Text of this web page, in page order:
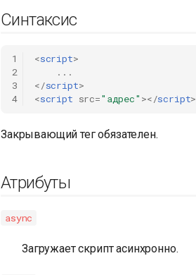
Синтаксис
1
2
3
4
<script>
...
</script>
<script src="адрес" ></script>
Закрывающий тег обязателен.
Атрибуты
async
Загружает скрипт асинхронно.